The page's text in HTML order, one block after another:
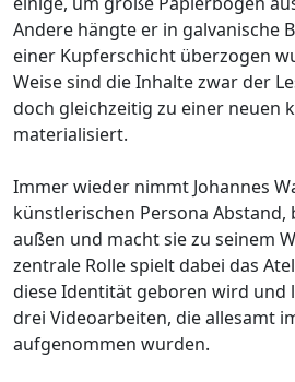
Andere hängte er in galvanische
einer Kupferschicht überzogen
Weise sind die Inhalte zwar der
doch gleichzeitig zu einer neuen
materialisiert.
Immer wieder nimmt Johannes
künstlerischen Persona Abstand,
außen und macht sie zu seinem
zentrale Rolle spielt dabei das
diese Identität geboren wird und
drei Videoarbeiten, die allesamt
aufgenommen wurden.